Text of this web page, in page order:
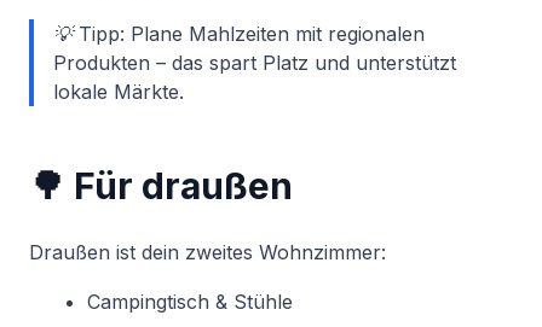
💡 Tipp: Plane Mahlzeiten mit regionalen
Produkten – das spart Platz und unterstützt
lokale Märkte.
🌳 Für draußen
Draußen ist dein zweites Wohnzimmer:
Campingtisch & Stühle